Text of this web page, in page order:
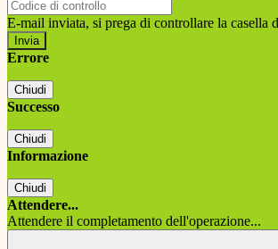
E-mail inviata, si prega di controllare la casella
Errore
Chiudi
Successo
Chiudi
Informazione
Chiudi
Attendere...
Attendere il completamento dell'operazione...